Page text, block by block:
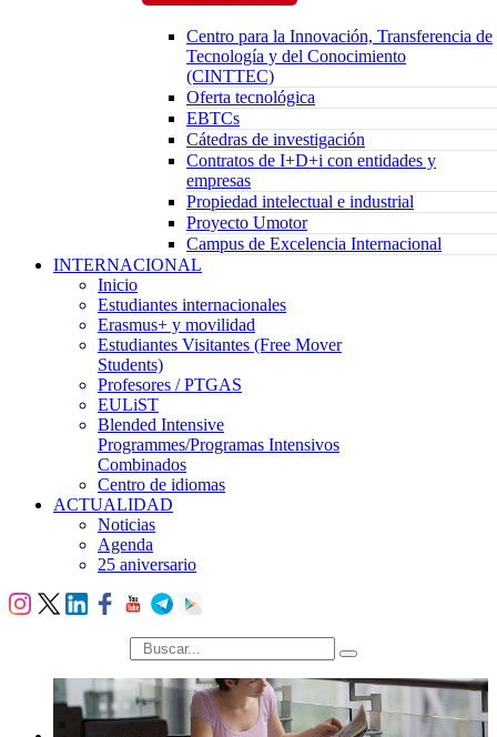
Centro para la Innovación, Transferencia de
Tecnología y del Conocimiento
(CINTTEC)
Oferta tecnológica
EBTCs
Cátedras de investigación
Contratos de I+D+i con entidades y
empresas
Propiedad intelectual e industrial
Proyecto Umotor
Campus de Excelencia Internacional
INTERNACIONAL
Inicio
Estudiantes internacionales
Erasmus+ y movilidad
Estudiantes Visitantes (Free Mover
Students)
Profesores / PTGAS
EULiST
Blended Intensive
Programmes/Programas Intensivos
Combinados
Centro de idiomas
ACTUALIDAD
Noticias
Agenda
25 aniversario
búsqueda